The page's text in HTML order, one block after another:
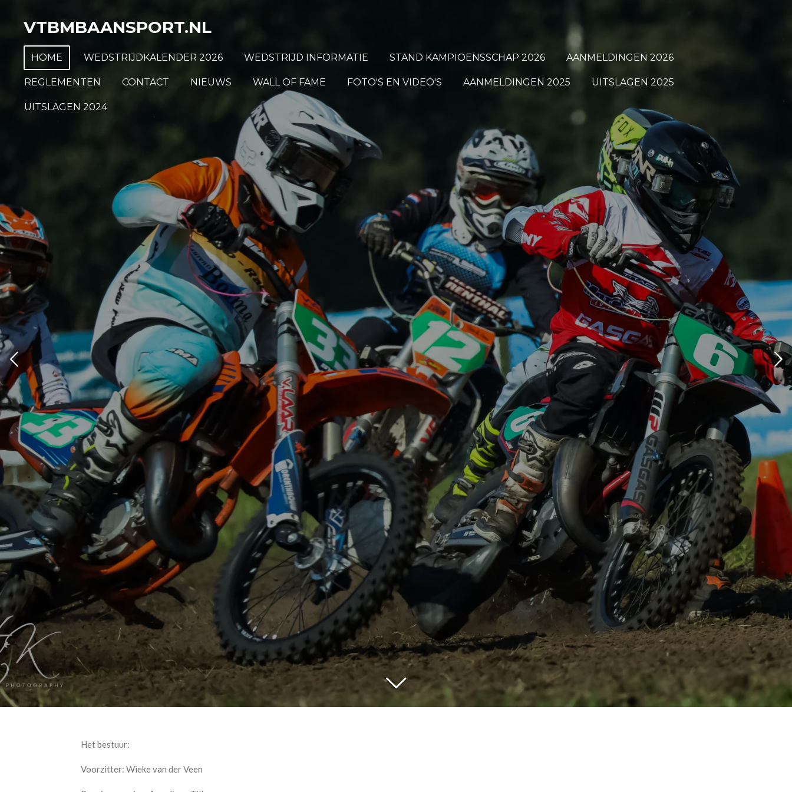
direct
hoofdinhoud
VTBMBAANSPORT.NL
HOME WEDSTRIJDKALENDER 2026 WEDSTRIJD INFORMATIE STAND KAMPIOENSSCHAP 2026 AANMELDINGEN 2026
REGLEMENTEN CONTACT NIEUWS WALL OF FAME FOTO'S EN VIDEO'S AANMELDINGEN 2025 UITSLAGEN 2025
UITSLAGEN 2024
Het bestuur:
Voorzitter: Wieke van der Veen